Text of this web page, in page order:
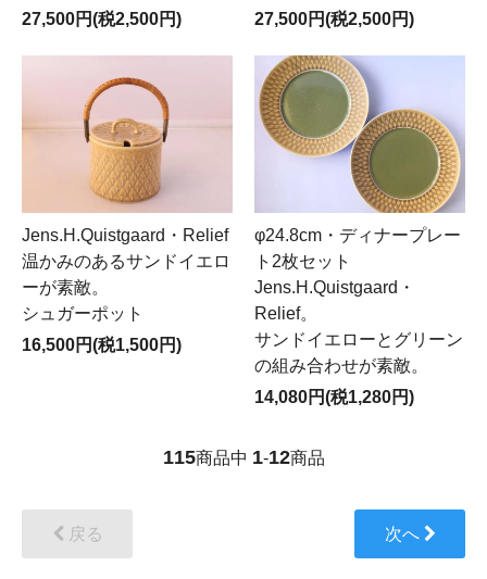
27,500円(税2,500円)
27,500円(税2,500円)
Jens.H.Quistgaard・Relief
温かみのあるサンドイエロ
ーが素敵。
シュガーポット
16,500円(税1,500円)
φ24.8cm・ディナープレー
ト2枚セット
Jens.H.Quistgaard・
Relief。
サンドイエローとグリーン
の組み合わせが素敵。
14,080円(税1,280円)
115商品中 1-12商品
戻る 次へ